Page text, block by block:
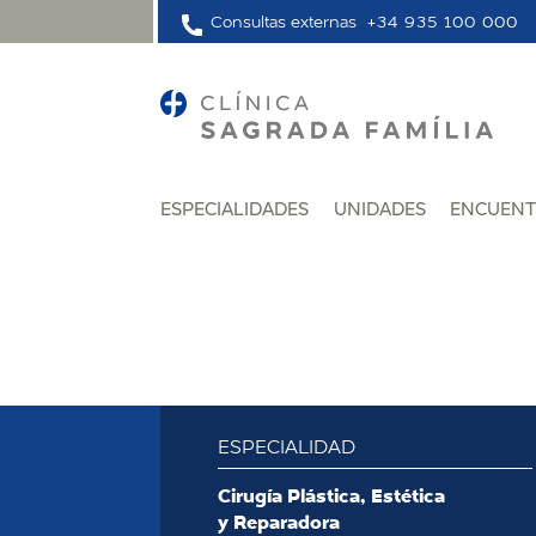
Consultas externas +34 935 100 000
ESPECIALIDADES UNIDADES
ESPECIALIDAD
Cirugía Plástica, Estética
y Reparadora